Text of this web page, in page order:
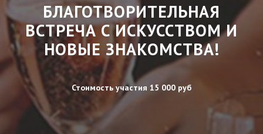
БЛАГОТВОРИТЕЛЬНАЯ
ВСТРЕЧА С ИСКУССТВОМ И
НОВЫЕ ЗНАКОМСТВА!
Стоимость участия 15 000 руб